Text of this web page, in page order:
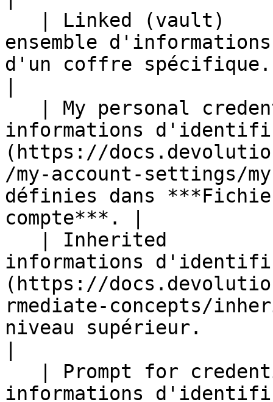
ensemble
d'un coffre spécifique.
informations
(https://
/my-account-settings/
définies dans
compte***. |
informations
(https://
rmediate-concepts/
niveau supérieur.
informations